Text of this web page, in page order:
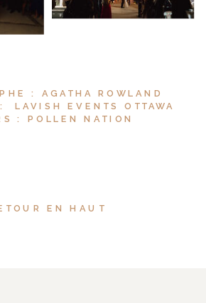
EN HAUT
: AGATHA ROWLAND
LAVISH EVENTS OTTAWA
: POLLEN NATION